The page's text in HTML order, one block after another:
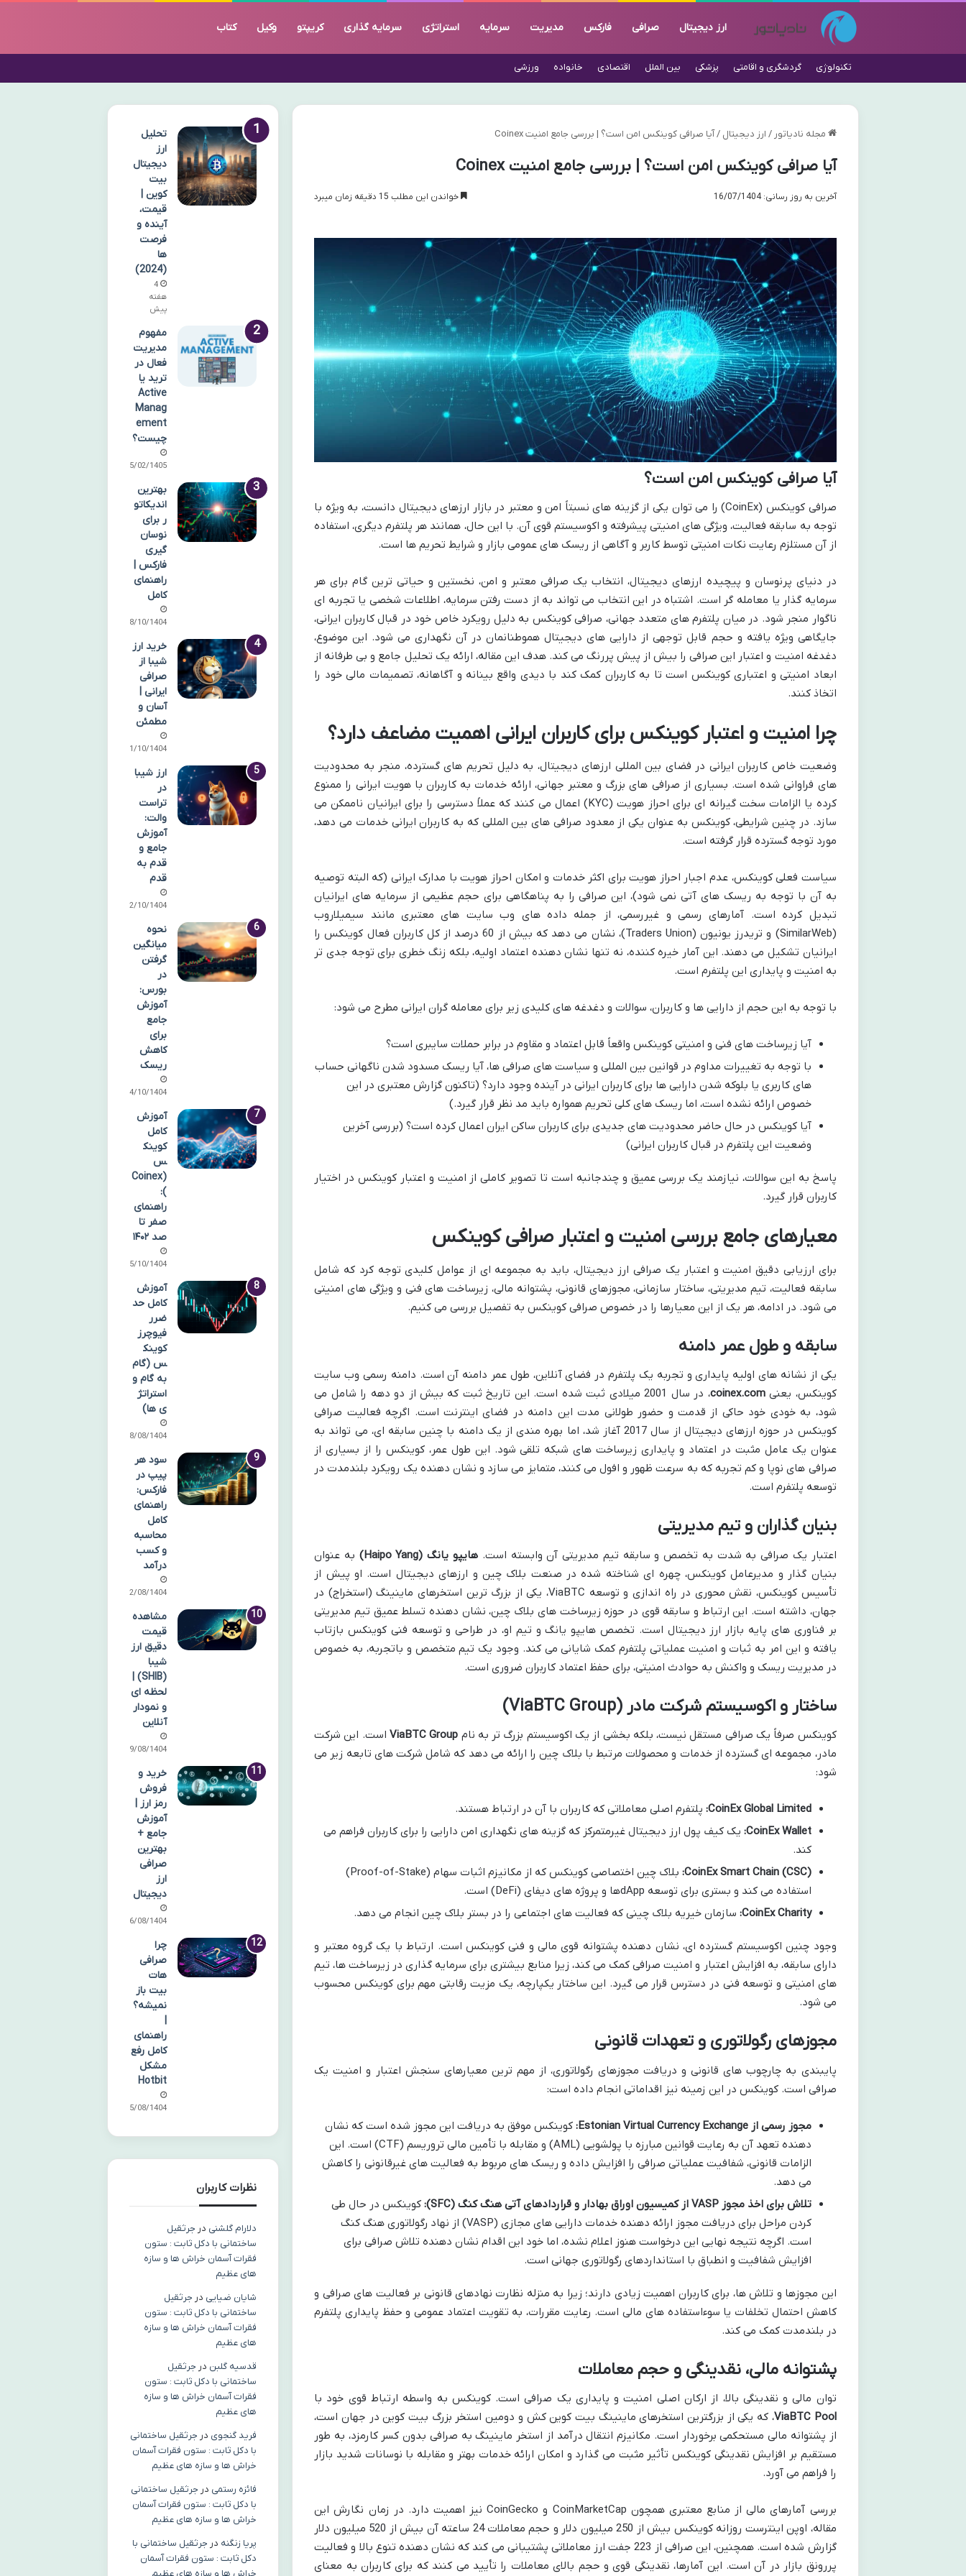
ارز دیجیتال صرافی فارکس مدیریت سرمایه استراتژی سرمایه گذاری کریپتو وکیل کتاب
تکنولوژی گردشگری و اقامتی پزشکی بین الملل اقتصادی خانواده ورزشی
مجله نادیاتور / ارز دیجیتال / آیا صرافی کوینکس امن است؟ | بررسی جامع امنیت Coinex
آیا صرافی کوینکس امن است؟ | بررسی جامع امنیت Coinex
آخرین به روز رسانی: 16/07/1404 خواندن این مطلب 15 دقیقه زمان میبرد
آیا صرافی کوینکس امن است؟
صرافی کوینکس (CoinEx) را می توان یکی از گزینه های نسبتاً امن و معتبر در بازار ارزهای دیجیتال دانست، به ویژه با
توجه به سابقه فعالیت، ویژگی های امنیتی پیشرفته و اکوسیستم قوی آن. با این حال، همانند هر پلتفرم دیگری، استفاده
از آن مستلزم رعایت نکات امنیتی توسط کاربر و آگاهی از ریسک های عمومی بازار و شرایط تحریم ها است.
در دنیای پرنوسان و پیچیده ارزهای دیجیتال، انتخاب یک صرافی معتبر و امن، نخستین و حیاتی ترین گام برای هر
سرمایه گذار یا معامله گر است. اشتباه در این انتخاب می تواند به از دست رفتن سرمایه، اطلاعات شخصی یا تجربه ای
ناگوار منجر شود. در میان پلتفرم های متعدد جهانی، صرافی کوینکس به دلیل رویکرد خاص خود در قبال کاربران ایرانی،
جایگاهی ویژه یافته و حجم قابل توجهی از دارایی های دیجیتال هموطنانمان در آن نگهداری می شود. این موضوع،
دغدغه امنیت و اعتبار این صرافی را بیش از پیش پررنگ می کند. هدف این مقاله، ارائه یک تحلیل جامع و بی طرفانه از
ابعاد امنیتی و اعتباری کوینکس است تا به کاربران کمک کند با دیدی واقع بینانه و آگاهانه، تصمیمات مالی خود را
اتخاذ کنند.
چرا امنیت و اعتبار کوینکس برای کاربران ایرانی اهمیت مضاعف دارد؟
وضعیت خاص کاربران ایرانی در فضای بین المللی ارزهای دیجیتال، به دلیل تحریم های گسترده، منجر به محدودیت
های فراوانی شده است. بسیاری از صرافی های بزرگ و معتبر جهانی، ارائه خدمات به کاربران با هویت ایرانی را ممنوع
کرده یا الزامات سخت گیرانه ای برای احراز هویت (KYC) اعمال می کنند که عملاً دسترسی را برای ایرانیان ناممکن می
سازد. در چنین شرایطی، کوینکس به عنوان یکی از معدود صرافی های بین المللی که به کاربران ایرانی خدمات می دهد،
مورد توجه گسترده قرار گرفته است.
سیاست فعلی کوینکس، عدم اجبار احراز هویت برای اکثر خدمات و امکان احراز هویت با مدارک ایرانی (که البته توصیه
به آن با توجه به ریسک های آتی نمی شود)، این صرافی را به پناهگاهی برای حجم عظیمی از سرمایه های ایرانیان
تبدیل کرده است. آمارهای رسمی و غیررسمی، از جمله داده های وب سایت های معتبری مانند سیمیلاروب
(SimilarWeb) و تریدرز یونیون (Traders Union)، نشان می دهد که بیش از 60 درصد از کل کاربران فعال کوینکس را
ایرانیان تشکیل می دهند. این آمار خیره کننده، نه تنها نشان دهنده اعتماد اولیه، بلکه زنگ خطری برای توجه جدی تر
به امنیت و پایداری این پلتفرم است.
با توجه به این حجم از دارایی ها و کاربران، سوالات و دغدغه های کلیدی زیر برای معامله گران ایرانی مطرح می شود:
آیا زیرساخت های فنی و امنیتی کوینکس واقعاً قابل اعتماد و مقاوم در برابر حملات سایبری است؟
با توجه به تغییرات مداوم در قوانین بین المللی و سیاست های صرافی ها، آیا ریسک مسدود شدن ناگهانی حساب
های کاربری یا بلوکه شدن دارایی ها برای کاربران ایرانی در آینده وجود دارد؟ (تاکنون گزارش معتبری در این
خصوص ارائه نشده است، اما ریسک های کلی تحریم همواره باید مد نظر قرار گیرد.)
آیا کوینکس در حال حاضر محدودیت های جدیدی برای کاربران ساکن ایران اعمال کرده است؟ (بررسی آخرین
وضعیت این پلتفرم در قبال کاربران ایرانی)
پاسخ به این سوالات، نیازمند یک بررسی عمیق و چندجانبه است تا تصویر کاملی از امنیت و اعتبار کوینکس در اختیار
کاربران قرار گیرد.
معیارهای جامع بررسی امنیت و اعتبار صرافی کوینکس
برای ارزیابی دقیق امنیت و اعتبار یک صرافی ارز دیجیتال، باید به مجموعه ای از عوامل کلیدی توجه کرد که شامل
سابقه فعالیت، تیم مدیریتی، ساختار سازمانی، مجوزهای قانونی، پشتوانه مالی، زیرساخت های فنی و ویژگی های امنیتی
می شود. در ادامه، هر یک از این معیارها را در خصوص صرافی کوینکس به تفصیل بررسی می کنیم.
سابقه و طول عمر دامنه
یکی از نشانه های اولیه پایداری و تجربه یک پلتفرم در فضای آنلاین، طول عمر دامنه آن است. دامنه رسمی وب سایت
کوینکس، یعنیcoinex.com
، در سال 2001 میلادی ثبت شده است. این تاریخ ثبت که بیش از دو دهه را شامل می
شود، به خودی خود حاکی از قدمت و حضور طولانی مدت این دامنه در فضای اینترنت است. اگرچه فعالیت صرافی
کوینکس در حوزه ارزهای دیجیتال از سال 2017 آغاز شد، اما بهره مندی از یک دامنه با چنین سابقه ای، می تواند به
عنوان یک عامل مثبت در اعتماد و پایداری زیرساخت های شبکه تلقی شود. این طول عمر، کوینکس را از بسیاری از
صرافی های نوپا و کم تجربه که به سرعت ظهور و افول می کنند، متمایز می سازد و نشان دهنده یک رویکرد بلندمدت در
توسعه پلتفرم است.
بنیان گذاران و تیم مدیریتی
اعتبار یک صرافی به شدت به تخصص و سابقه تیم مدیریتی آن وابسته است. هایپو یانگ (Haipo Yang)
به عنوان
بنیان گذار و مدیرعامل کوینکس، چهره ای شناخته شده در صنعت بلاک چین و ارزهای دیجیتال است. او پیش از
تأسیس کوینکس، نقش محوری در راه اندازی و توسعه ViaBTC، یکی از بزرگ ترین استخرهای ماینینگ (استخراج) در
جهان، داشته است. این ارتباط و سابقه قوی در حوزه زیرساخت های بلاک چین، نشان دهنده تسلط عمیق تیم مدیریتی
بر فناوری های پایه بازار ارز دیجیتال است. تخصص هایپو یانگ و تیم او، در طراحی و توسعه فنی کوینکس بازتاب
یافته و این امر به ثبات و امنیت عملیاتی پلتفرم کمک شایانی می کند. وجود یک تیم متخصص و باتجربه، به خصوص
در مدیریت ریسک و واکنش به حوادث امنیتی، برای حفظ اعتماد کاربران ضروری است.
ساختار و اکوسیستم شرکت مادر (ViaBTC Group)
کوینکس صرفاً یک صرافی مستقل نیست، بلکه بخشی از یک اکوسیستم بزرگ تر به نام ViaBTC Groupاست. این شرکت
مادر، مجموعه ای گسترده از خدمات و محصولات مرتبط با بلاک چین را ارائه می دهد که شامل شرکت های تابعه زیر می
شود:
CoinEx Global Limited: پلتفرم اصلی معاملاتی که کاربران با آن در ارتباط هستند.
CoinEx Wallet: یک کیف پول ارز دیجیتال غیرمتمرکز که گزینه های نگهداری امن دارایی را برای کاربران فراهم می
کند.
CoinEx Smart Chain (CSC):
بلاک چین اختصاصی کوینکس که از مکانیزم اثبات سهام (Proof-of-Stake)
استفاده می کند و بستری برای توسعه dAppها و پروژه های دیفای (DeFi) است.
CoinEx Charity: سازمان خیریه بلاک چینی که فعالیت های اجتماعی را در بستر بلاک چین انجام می دهد.
وجود چنین اکوسیستم گسترده ای، نشان دهنده پشتوانه قوی مالی و فنی کوینکس است. ارتباط با یک گروه معتبر و
دارای سابقه، به افزایش اعتبار و امنیت صرافی کمک می کند، زیرا منابع بیشتری برای سرمایه گذاری در زیرساخت ها، تیم
های امنیتی و توسعه فنی در دسترس قرار می گیرد. این ساختار یکپارچه، یک مزیت رقابتی مهم برای کوینکس محسوب
می شود.
مجوزهای رگولاتوری و تعهدات قانونی
پایبندی به چارچوب های قانونی و دریافت مجوزهای رگولاتوری، از مهم ترین معیارهای سنجش اعتبار و امنیت یک
صرافی است. کوینکس در این زمینه نیز اقداماتی انجام داده است:
مجوز رسمی از Estonian Virtual Currency Exchange:
کوینکس موفق به دریافت این مجوز شده است که نشان
دهنده تعهد آن به رعایت قوانین مبارزه با پولشویی (AML) و مقابله با تأمین مالی تروریسم (CTF) است. این
الزامات قانونی، شفافیت عملیاتی صرافی را افزایش داده و ریسک های مربوط به فعالیت های غیرقانونی را کاهش
می دهد.
تلاش برای اخذ مجوز VASP از کمیسیون اوراق بهادار و قراردادهای آتی هنگ کنگ (SFC):
کوینکس در حال طی
کردن مراحل برای دریافت مجوز ارائه دهنده خدمات دارایی های مجازی (VASP) از نهاد رگولاتوری هنگ کنگ
است. اگرچه نتیجه نهایی این درخواست هنوز اعلام نشده، اما خود این اقدام نشان دهنده تلاش صرافی برای
افزایش شفافیت و انطباق با استانداردهای رگولاتوری جهانی است.
این مجوزها و تلاش ها، برای کاربران اهمیت زیادی دارند؛ زیرا به منزله نظارت نهادهای قانونی بر فعالیت های صرافی و
کاهش احتمال تخلفات یا سوءاستفاده های مالی است. رعایت مقررات، به تقویت اعتماد عمومی و حفظ پایداری پلتفرم
در بلندمدت کمک می کند.
پشتوانه مالی، نقدینگی و حجم معاملات
توان مالی و نقدینگی بالا، از ارکان اصلی امنیت و پایداری یک صرافی است. کوینکس به واسطه ارتباط قوی خود با
ViaBTC Pool، که یکی از بزرگترین استخرهای ماینینگ بیت کوین کش و دومین استخر بزرگ بیت کوین در جهان است،
از پشتوانه مالی مستحکمی برخوردار است. مکانیزم انتقال درآمد از استخر ماینینگ به صرافی بدون کسر کارمزد، به طور
مستقیم بر افزایش نقدینگی کوینکس تأثیر مثبت می گذارد و امکان ارائه خدمات بهتر و مقابله با نوسانات شدید بازار
را فراهم می آورد.
بررسی آمارهای مالی از منابع معتبری همچون CoinMarketCap و CoinGecko نیز اهمیت دارد. در زمان نگارش این
مقاله، اوپن اینترست روزانه کوینکس بیش از 250 میلیون دلار و حجم معاملات 24 ساعته آن بیش از 520 میلیون دلار
گزارش شده است. همچنین، این صرافی از 223 جفت ارز معاملاتی پشتیبانی می کند که نشان دهنده تنوع بالا و فعالیت
پررونق بازار در آن است. این آمارها، نقدینگی قوی و حجم بالای معاملات را تأیید می کنند که برای کاربران به معنای
تحلیل
ارز
دیجیتال
بیت
کوین |
قیمت،
آینده و
فرصت
ها
(2024)
4
هفته
پیش
مفهوم
مدیریت
فعال در
ترید یا
Active
Manag
ement
چیست؟
15/02/1405
بهترین
اندیکاتو
ر برای
نوسان
گیری
فارکس |
راهنمای
کامل
08/10/1404
خرید ارز
شیبا از
صرافی
ایرانی |
آسان و
مطمئن
11/10/1404
ارز شیبا
در
تراست
والت:
آموزش
جامع و
قدم به
قدم
12/10/1404
نحوه
میانگین
گرفتن
در
بورس:
آموزش
جامع
برای
کاهش
ریسک
14/10/1404
آموزش
کامل
کوینک
س
(Coinex
):
راهنمای
صفر تا
صد ۱۴۰۲
15/10/1404
آموزش
کامل حد
ضرر
فیوچرز
کوینک
س (گام
به گام و
استراتژ
ی ها)
18/08/1404
سود هر
پیپ در
فارکس:
راهنمای
کامل
محاسبه
و کسب
درآمد
12/08/1404
مشاهده
قیمت
دقیق ارز
شیبا
(SHIB) |
لحظه ای
و نمودار
آنلاین
09/08/1404
خرید و
فروش
رمز ارز |
آموزش
جامع +
بهترین
صرافی
ارز
دیجیتال
06/08/1404
چرا
صرافی
هات
بیت باز
نمیشه؟
|
راهنمای
کامل رفع
مشکل
Hotbit
05/08/1404
نظرات کاربران
دلارام گلشنی در جرثقیل
ساختمانی با دکل ثابت : ستون
فقرات آسمان خراش ها و سازه
های عظیم
شایان ضیایی در جرثقیل
ساختمانی با دکل ثابت : ستون
فقرات آسمان خراش ها و سازه
های عظیم
قدسیه گلبن در جرثقیل
ساختمانی با دکل ثابت : ستون
فقرات آسمان خراش ها و سازه
های عظیم
فرید گنجوی در جرثقیل ساختمانی
با دکل ثابت : ستون فقرات آسمان
خراش ها و سازه های عظیم
فائزه رستمی در جرثقیل ساختمانی
با دکل ثابت : ستون فقرات آسمان
خراش ها و سازه های عظیم
پریا زنگنه در جرثقیل ساختمانی با
دکل ثابت : ستون فقرات آسمان
خراش ها و سازه های عظیم